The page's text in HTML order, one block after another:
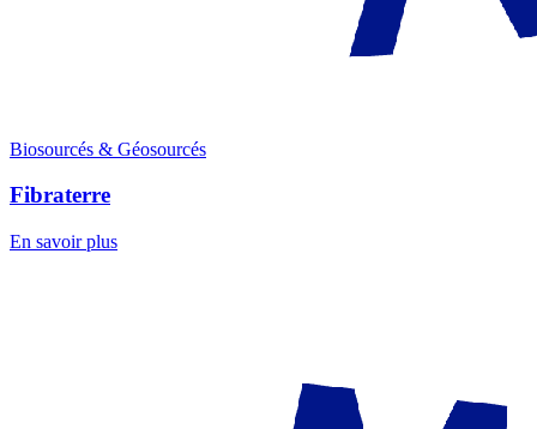
Biosourcés & Géosourcés
Fibraterre
En savoir plus